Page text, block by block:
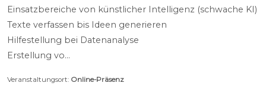
Einsatzbereiche von künstlicher Intelligenz (schwache KI)
Texte verfassen bis Ideen generieren
Hilfestellung bei Datenanalyse
Erstellung vo…
Veranstaltungsort: Online-Präsenz